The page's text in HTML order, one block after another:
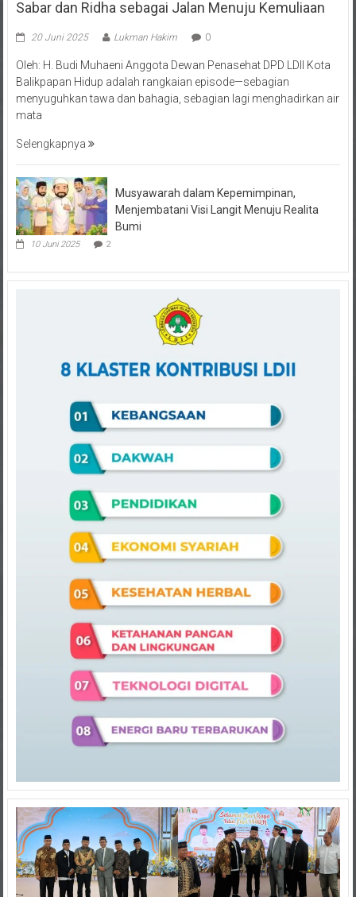
Balikpapan Hidup adalah rangkaian episode—sebagian
menyuguhkan tawa dan bahagia, sebagian lagi menghadirkan air
mata
Menjembatani Visi Langit Menuju Realita
Bumi
10 Juni 2025 2